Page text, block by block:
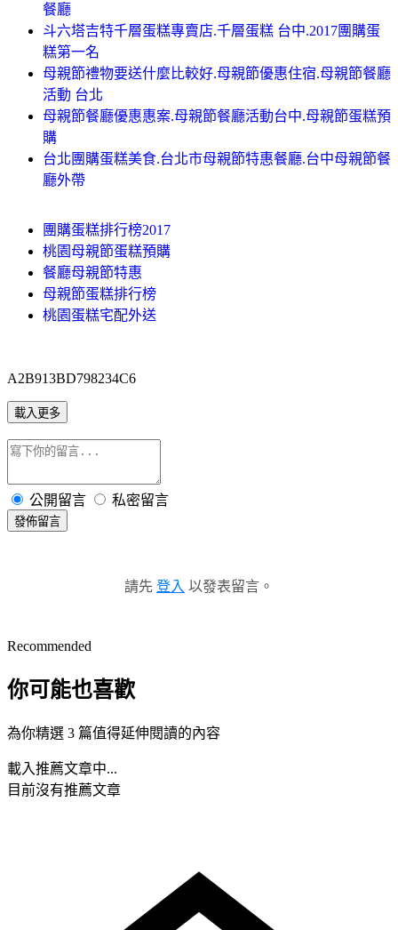
餐廳
斗六塔吉特千層蛋糕專賣店.千層蛋糕 台中.2017團購蛋
糕第一名
母親節禮物要送什麼比較好.母親節優惠住宿.母親節餐廳
活動 台北
母親節餐廳優惠惠案.母親節餐廳活動台中.母親節蛋糕預
購
台北團購蛋糕美食.台北市母親節特惠餐廳.台中母親節餐
廳外帶
團購蛋糕排行榜2017
桃園母親節蛋糕預購
餐廳母親節特惠
母親節蛋糕排行榜
桃園蛋糕宅配外送
A2B913BD798234C6
載入更多
公開留言 私密留言
發佈留言
請先 登入 以發表留言。
Recommended
你可能也喜歡
為你精選 3 篇值得延伸閱讀的內容
載入推薦文章中...
目前沒有推薦文章